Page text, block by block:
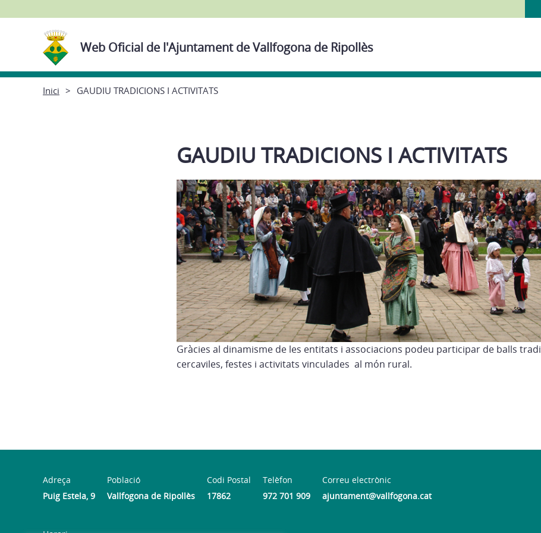
Web Oficial de l'Ajuntament de Vallfogona de Ripollès
Inici GAUDIU TRADICIONS I ACTIVITATS
GAUDIU TRADICIONS I ACTIVITATS
Gràcies al dinamisme de les entitats i associacions podeu participar de balls
cercaviles, festes i activitats vinculades al món rural.
Adreça
Puig Estela, 9
Població
Vallfogona de Ripollès
Codi Postal
17862
Telèfon
972 701 909
Correu electrònic
ajuntament@vallfogona.cat